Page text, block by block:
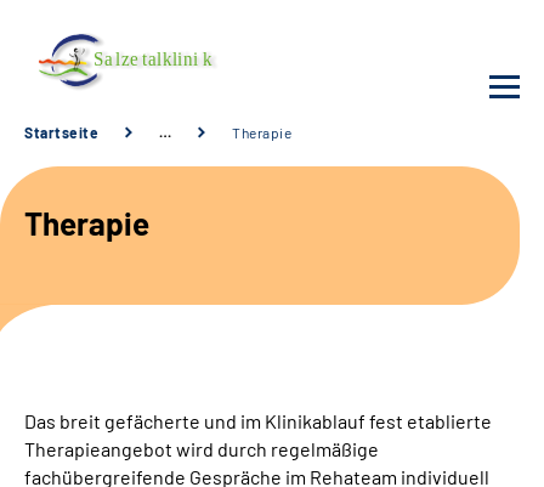
Unsere Klinik
Unsere Angebote
Service
Sozialdienste & Zuweisende
Startseite … Therapie
Therapie
Das breit gefächerte und im Klinikablauf fest etablierte
Therapieangebot wird durch regelmäßige
fachübergreifende Gespräche im Rehateam individuell